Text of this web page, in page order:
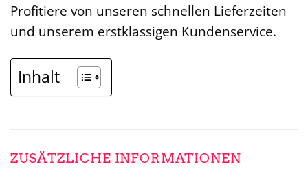
Profitiere von unseren schnellen Lieferzeiten
und unserem erstklassigen Kundenservice.
Inhalt
ZUSÄTZLICHE INFORMATIONEN